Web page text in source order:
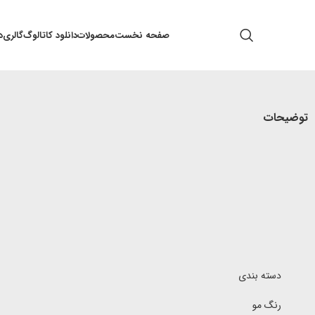
صفحه نخستمحصولاتدانلود کاتالوگگالری
توضیحات
دسته بندی
رنگ مو